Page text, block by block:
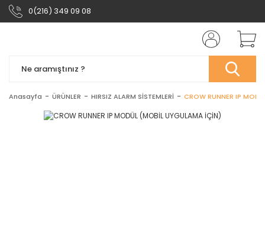
0(216) 349 09 08
Anasayfa ÜRÜNLER HIRSIZ ALARM SİSTEMLERİ CROW RUNNER IP